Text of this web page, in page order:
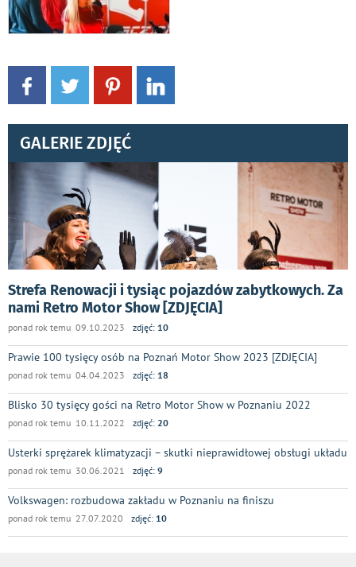
GALERIE ZDJĘĆ
Strefa Renowacji i tysiąc pojazdów zabytkowych. Za
nami Retro Motor Show [ZDJĘCIA]
ponad rok temu 09.10.2023 zdjęć: 10
Prawie 100 tysięcy osób na Poznań Motor Show 2023 [ZDJĘCIA]
ponad rok temu 04.04.2023 zdjęć: 18
Blisko 30 tysięcy gości na Retro Motor Show w Poznaniu 2022
ponad rok temu 10.11.2022 zdjęć: 20
Usterki sprężarek klimatyzacji – skutki nieprawidłowej obsługi układu
ponad rok temu 30.06.2021 zdjęć: 9
Volkswagen: rozbudowa zakładu w Poznaniu na finiszu
ponad rok temu 27.07.2020 zdjęć: 10